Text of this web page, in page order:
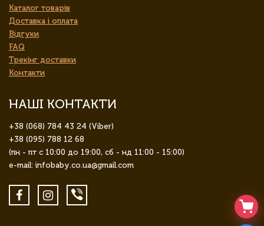
Каталог товарів
Доставка і оплата
Відгуки
FAQ
Трекінг доставки
Контакти
НАШІ КОНТАКТИ
+38 (068) 784 43 24 (Viber)
+38 (095) 788 12 68
(пн - пт с 10:00 до 19:00, сб - нд 11:00 - 15:00)
e-mail: infobaby.co.ua@gmail.com